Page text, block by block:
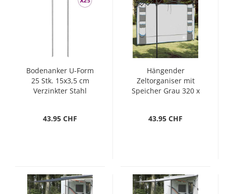
Bodenanker U-Form
25 Stk. 15x3,5 cm
Verzinkter Stahl
43.95 CHF
Hängender
Zeltorganiser mit
Speicher Grau 320 x
43.95 CHF